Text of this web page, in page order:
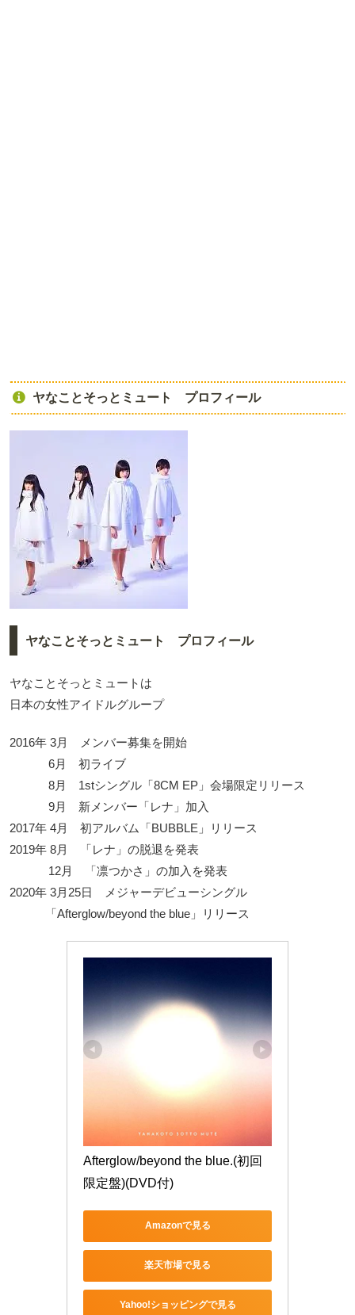
ヤなことそっとミュート プロフィール
ヤなことそっとミュート プロフィール
ヤなことそっとミュートは
日本の女性アイドルグループ
2016年 3月 メンバー募集を開始
6月 初ライブ
8月 1stシングル「8CM EP」会場限定リリース
9月 新メンバー「レナ」加入
2017年 4月 初アルバム「BUBBLE」リリース
2019年 8月 「レナ」の脱退を発表
12月 「凛つかさ」の加入を発表
2020年 3月25日 メジャーデビューシングル
「Afterglow/beyond the blue」リリース
Afterglow/beyond the blue.(初回
限定盤)(DVD付)
Amazonで見る
楽天市場で見る
Yahoo!ショッピングで見る